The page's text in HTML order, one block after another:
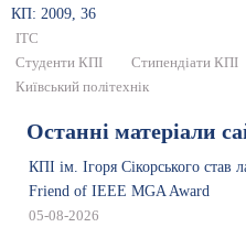
КП: 2009, 36
ІТС
Студенти КПІ
Стипендіати КПІ
Київський політехнік
Останні матеріали
КПІ ім. Ігоря Сікорського став
Friend of IEEE MGA Award
05-08-2026